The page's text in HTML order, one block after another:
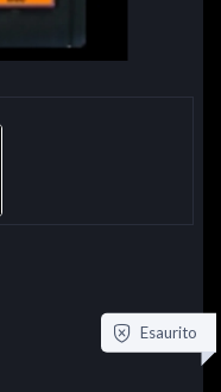
Esaurito